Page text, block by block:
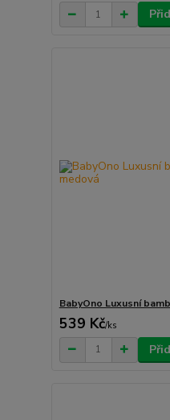
BabyOno Luxusní
539 Kč/ks